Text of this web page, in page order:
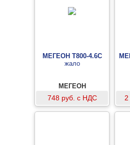
МЕГЕОН T800-4.6C
жало
МЕГЕОН
748 руб. с НДС